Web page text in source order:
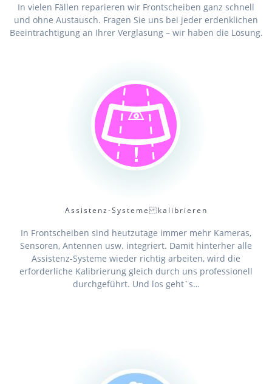
In vielen Fällen reparieren wir Frontscheiben ganz schnell
und ohne Austausch. Fragen Sie uns bei jeder erdenklichen
Beeinträchtigung an Ihrer Verglasung – wir haben die Lösung.
Assistenz-Systeme kalibrieren
In Frontscheiben sind heutzutage immer mehr Kameras,
Sensoren, Antennen usw. integriert. Damit hinterher alle
Assistenz-Systeme wieder richtig arbeiten, wird die
erforderliche Kalibrierung gleich durch uns professionell
durchgeführt. Und los geht`s…